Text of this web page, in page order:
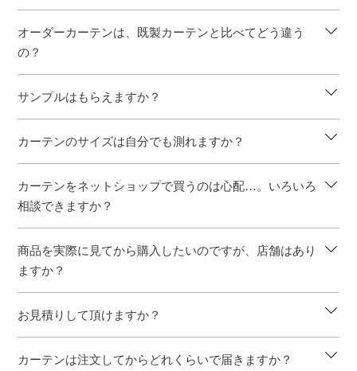
オーダーカーテンは、既製カーテンと比べてどう違う
の？
サンプルはもらえますか？
カーテンのサイズは自分でも測れますか？
カーテンをネットショップで買うのは心配…。いろいろ
相談できますか？
商品を実際に見てから購入したいのですが、店舗はあり
ますか？
お見積りして頂けますか？
カーテンは注文してからどれくらいで届きますか？